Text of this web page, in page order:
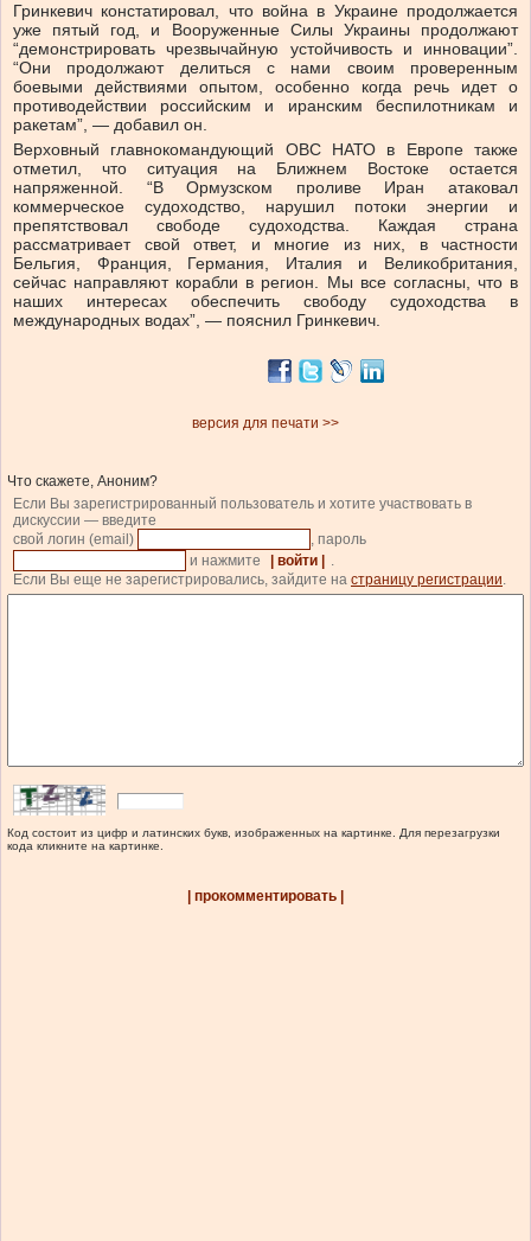
Гринкевич констатировал, что война в Украине продолжается
уже пятый год, и Вооруженные Силы Украины продолжают
“демонстрировать чрезвычайную устойчивость и инновации”.
“Они продолжают делиться с нами своим проверенным
боевыми действиями опытом, особенно когда речь идет о
противодействии российским и иранским беспилотникам и
ракетам”, — добавил он.
Верховный главнокомандующий ОВС НАТО в Европе также
отметил, что ситуация на Ближнем Востоке остается
напряженной. “В Ормузском проливе Иран атаковал
коммерческое судоходство, нарушил потоки энергии и
препятствовал свободе судоходства. Каждая страна
рассматривает свой ответ, и многие из них, в частности
Бельгия, Франция, Германия, Италия и Великобритания,
сейчас направляют корабли в регион. Мы все согласны, что в
наших интересах обеспечить свободу судоходства в
международных водах”, — пояснил Гринкевич.
версия для печати >>
Что скажете, Аноним?
Если Вы зарегистрированный пользователь и хотите участвовать в
дискуссии — введите
свой логин (email)
, пароль
и нажмите
| войти |
.
Если Вы еще не зарегистрировались, зайдите на страницу регистрации.
Код состоит из цифр и латинских букв, изображенных на картинке. Для перезагрузки
кода кликните на картинке.
| прокомментировать |